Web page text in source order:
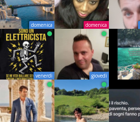
domenica domenica
venerdì giovedì